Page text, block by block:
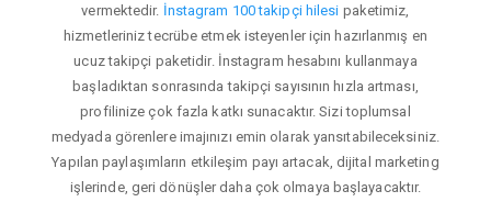
vermektedir. İnstagram 100 takipçi hilesi paketimiz,
hizmetleriniz tecrübe etmek isteyenler için hazırlanmış en
ucuz takipçi paketidir. İnstagram hesabını kullanmaya
başladıktan sonrasında takipçi sayısının hızla artması,
profilinize çok fazla katkı sunacaktır. Sizi toplumsal
medyada görenlere imajınızı emin olarak yansıtabileceksiniz.
Yapılan paylaşımların etkileşim payı artacak, dijital marketing
işlerinde, geri dönüşler daha çok olmaya başlayacaktır.